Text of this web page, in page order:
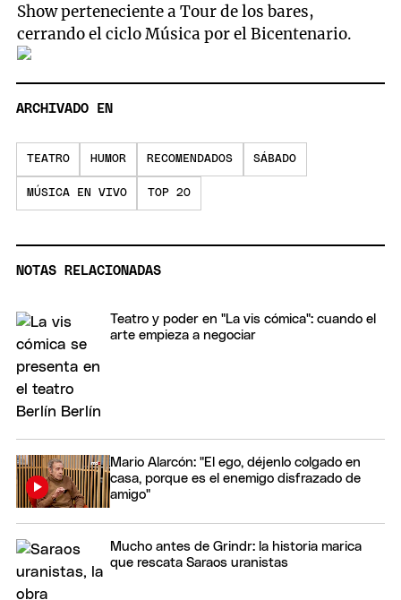
Show perteneciente a Tour de los bares,
cerrando el ciclo Música por el Bicentenario.
ARCHIVADO EN
TEATRO HUMOR RECOMENDADOS SÁBADO
MÚSICA EN VIVO TOP 20
NOTAS RELACIONADAS
Teatro y poder en "La vis cómica": cuando el
arte empieza a negociar
Mario Alarcón: "El ego, déjenlo colgado en
casa, porque es el enemigo disfrazado de
amigo"
Mucho antes de Grindr: la historia marica
que rescata Saraos uranistas